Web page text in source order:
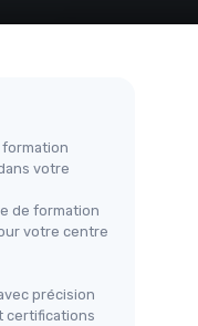
formation
votre
de formation
votre centre
précision
certifications